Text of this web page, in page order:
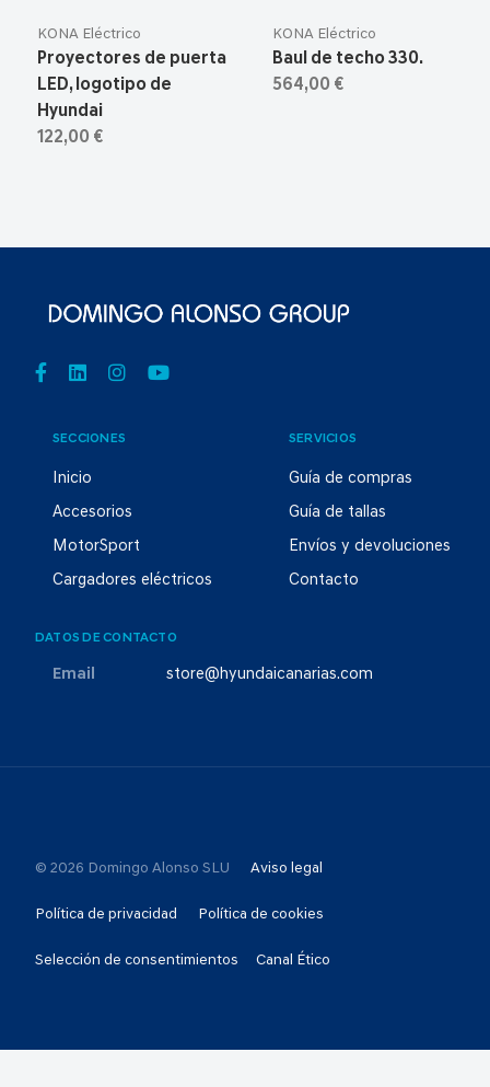
KONA Eléctrico
Proyectores de puerta
LED, logotipo de
Hyundai
122,00 €
KONA Eléctrico
Baul de techo 330.
564,00 €
SECCIONES
Inicio
Accesorios
MotorSport
Cargadores eléctricos
SERVICIOS
Guía de compras
Guía de tallas
Envíos y devoluciones
Contacto
DATOS DE CONTACTO
Email store@hyundaicanarias.com
© 2026 Domingo Alonso SLU Aviso legal
Política de privacidad Política de cookies
Selección de consentimientos Canal Ético